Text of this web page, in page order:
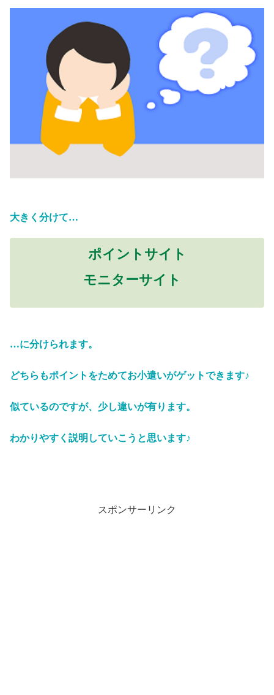
大きく分けて…
ポイントサイト
モニターサイト
…に分けられます。
どちらもポイントをためてお小遣いがゲットできます♪
似ているのですが、少し違いが有ります。
わかりやすく説明していこうと思います♪
スポンサーリンク